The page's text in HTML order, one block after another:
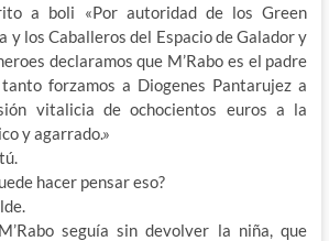
a boli «Por autoridad de los Green
y los Caballeros del Espacio de Galador y
declaramos que M’Rabo es el padre
forzamos a Diogenes Pantarujez a
vitalicia de ochocientos euros a la
y agarrado.»
hacer pensar eso?
seguía sin devolver la niña, que